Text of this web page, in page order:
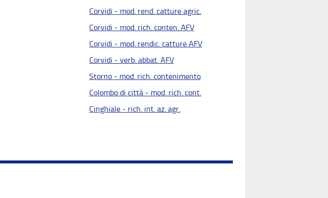
Corvidi - mod. rend. catture agric.
Corvidi - mod. rich. conten. AFV
Corvidi - mod. rendic. catture AFV
Corvidi - verb. abbat. AFV
Storno - mod. rich. contenimento
Colombo di città - mod. rich. cont.
Cinghiale - rich. int. az. agr.